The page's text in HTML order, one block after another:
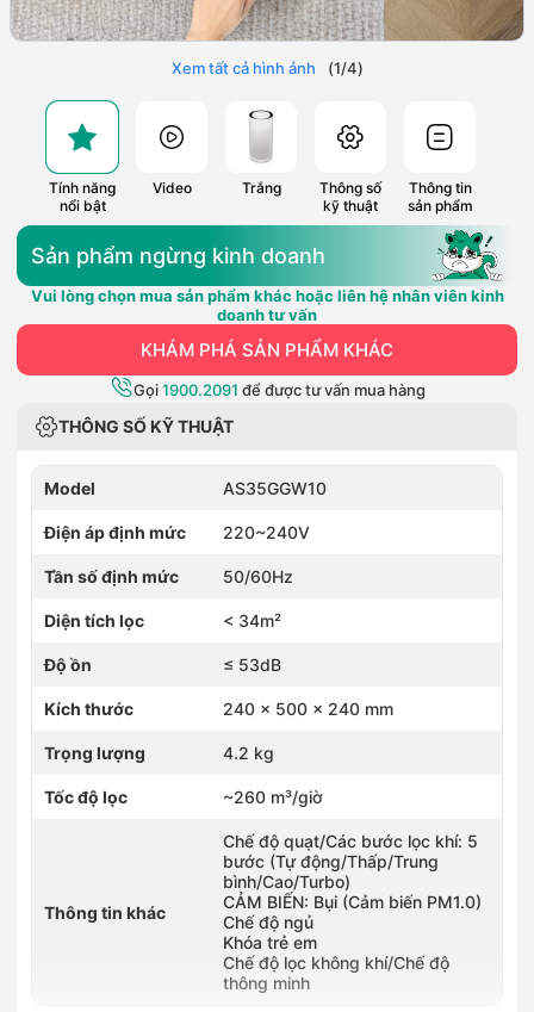
Xem tất cả hình ảnh (1/4)
Tính năng
nổi bật
Video Trắng
Thông số
kỹ thuật
Thông tin
sản phẩm
Sản phẩm ngừng kinh doanh
Vui lòng chọn mua sản phẩm khác hoặc liên hệ nhân viên kinh
doanh tư vấn
KHÁM PHÁ SẢN PHẨM KHÁC
Gọi1900.2091 để được tư vấn mua hàng
THÔNG SỐ KỸ THUẬT
Model AS35GGW10
Điện áp định mức 220~240V
Tần số định mức 50/60Hz
Diện tích lọc < 34m²
Độ ồn ≤ 53dB
Kích thước 240 x 500 x 240 mm
Trọng lượng 4.2 kg
Tốc độ lọc ~260 m³/giờ
Thông tin khác
Chế độ quạt/Các bước lọc khí: 5
bước (Tự động/Thấp/Trung
bình/Cao/Turbo)
CẢM BIẾN: Bụi (Cảm biến PM1.0)
Chế độ ngủ
Khóa trẻ em
Chế độ lọc không khí/Chế độ
thông minh